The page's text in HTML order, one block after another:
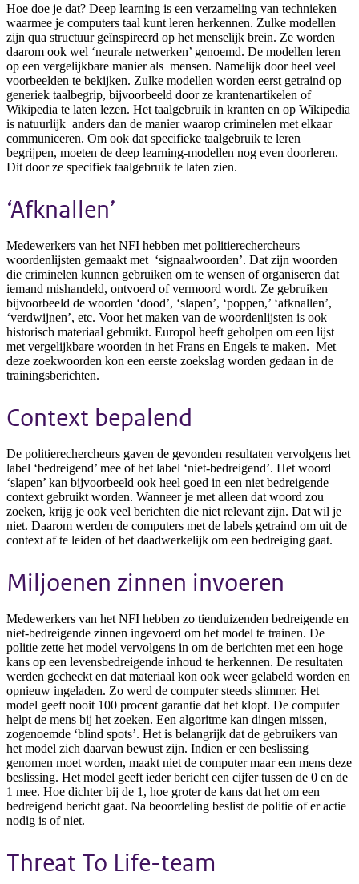
Hoe doe je dat? Deep learning is een verzameling van technieken
waarmee je computers taal kunt leren herkennen. Zulke modellen
zijn qua structuur geïnspireerd op het menselijk brein. Ze worden
daarom ook wel ‘neurale netwerken’ genoemd. De modellen leren
op een vergelijkbare manier als mensen. Namelijk door heel veel
voorbeelden te bekijken. Zulke modellen worden eerst getraind op
generiek taalbegrip, bijvoorbeeld door ze krantenartikelen of
Wikipedia te laten lezen. Het taalgebruik in kranten en op Wikipedia
is natuurlijk anders dan de manier waarop criminelen met elkaar
communiceren. Om ook dat specifieke taalgebruik te leren
begrijpen, moeten de deep learning-modellen nog even doorleren.
Dit door ze specifiek taalgebruik te laten zien.
‘Afknallen’
Medewerkers van het NFI hebben met politierechercheurs
woordenlijsten gemaakt met ‘signaalwoorden’. Dat zijn woorden
die criminelen kunnen gebruiken om te wensen of organiseren dat
iemand mishandeld, ontvoerd of vermoord wordt. Ze gebruiken
bijvoorbeeld de woorden ‘dood’, ‘slapen’, ‘poppen,’ ‘afknallen’,
‘verdwijnen’, etc. Voor het maken van de woordenlijsten is ook
historisch materiaal gebruikt. Europol heeft geholpen om een lijst
met vergelijkbare woorden in het Frans en Engels te maken. Met
deze zoekwoorden kon een eerste zoekslag worden gedaan in de
trainingsberichten.
Context bepalend
De politierechercheurs gaven de gevonden resultaten vervolgens het
label ‘bedreigend’ mee of het label ‘niet-bedreigend’. Het woord
‘slapen’ kan bijvoorbeeld ook heel goed in een niet bedreigende
context gebruikt worden. Wanneer je met alleen dat woord zou
zoeken, krijg je ook veel berichten die niet relevant zijn. Dat wil je
niet. Daarom werden de computers met de labels getraind om uit de
context af te leiden of het daadwerkelijk om een bedreiging gaat.
Miljoenen zinnen invoeren
Medewerkers van het NFI hebben zo tienduizenden bedreigende en
niet-bedreigende zinnen ingevoerd om het model te trainen. De
politie zette het model vervolgens in om de berichten met een hoge
kans op een levensbedreigende inhoud te herkennen. De resultaten
werden gecheckt en dat materiaal kon ook weer gelabeld worden en
opnieuw ingeladen. Zo werd de computer steeds slimmer. Het
model geeft nooit 100 procent garantie dat het klopt. De computer
helpt de mens bij het zoeken. Een algoritme kan dingen missen,
zogenoemde ‘blind spots’. Het is belangrijk dat de gebruikers van
het model zich daarvan bewust zijn. Indien er een beslissing
genomen moet worden, maakt niet de computer maar een mens deze
beslissing. Het model geeft ieder bericht een cijfer tussen de 0 en de
1 mee. Hoe dichter bij de 1, hoe groter de kans dat het om een
bedreigend bericht gaat. Na beoordeling beslist de politie of er actie
nodig is of niet.
Threat To Life-team